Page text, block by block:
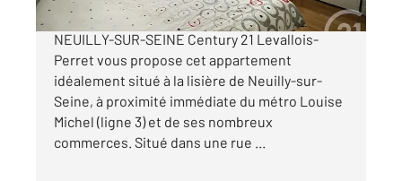
TROIS PIÈCES TRAVERSANT À LA LISIÈRE DE
NEUILLY-SUR-SEINE Century 21 Levallois-
Perret vous propose cet appartement
idéalement situé à la lisière de Neuilly-sur-
Seine, à proximité immédiate du métro Louise
Michel (ligne 3) et de ses nombreux
commerces. Situé dans une rue ...